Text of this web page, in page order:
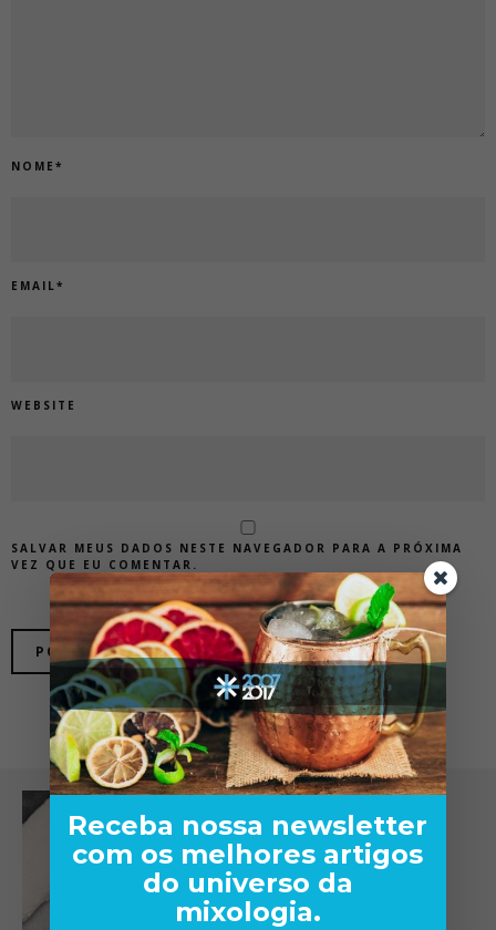
NOME *
EMAIL *
WEBSITE
SALVAR MEUS DADOS NESTE NAVEGADOR PARA A PRÓXIMA
VEZ QUE EU COMENTAR.
Receba nossa newsletter
com os melhores artigos
do universo da
mixologia.